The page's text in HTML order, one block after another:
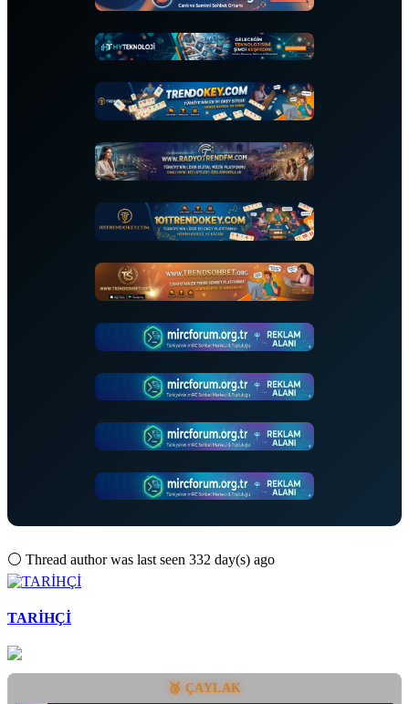
⚪ Thread author was last seen 332 day(s) ago
TARİHÇİ
🥉 ÇAYLAK